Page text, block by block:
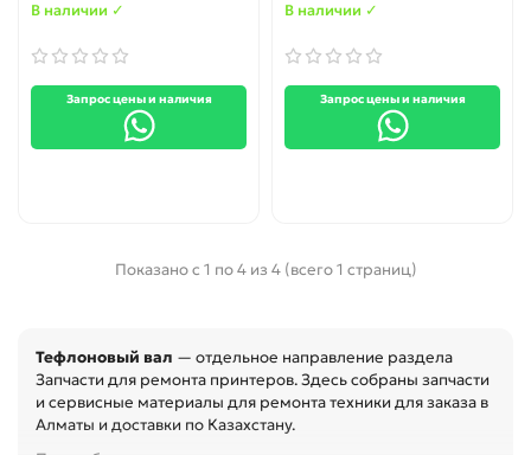
В наличии ✓
Запрос цены и наличия
В наличии ✓
Запрос цены и наличия
Показано с 1 по 4 из 4 (всего 1 страниц)
Тефлоновый вал — отдельное направление раздела
Запчасти для ремонта принтеров. Здесь собраны запчасти
и сервисные материалы для ремонта техники для заказа в
Алматы и доставки по Казахстану.